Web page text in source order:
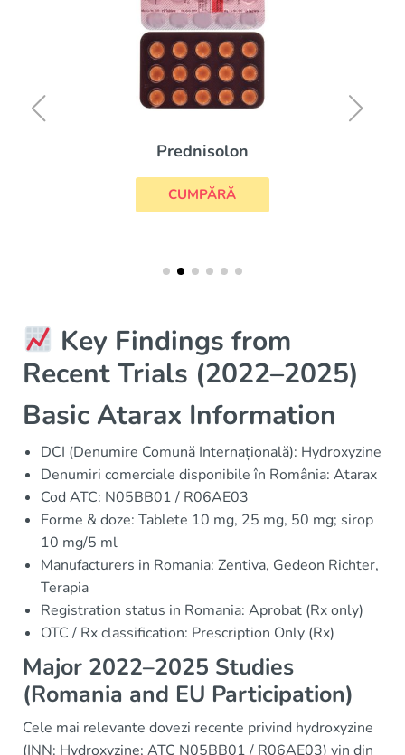
Prednisolon
CUMPĂRĂ
Key Findings from
Recent Trials (2022–2025)
Basic Atarax Information
DCI (Denumire Comună Internațională): Hydroxyzine
Denumiri comerciale disponibile în România: Atarax
Cod ATC: N05BB01 / R06AE03
Forme & doze: Tablete 10 mg, 25 mg, 50 mg; sirop
10 mg/5 ml
Manufacturers in Romania: Zentiva, Gedeon Richter,
Terapia
Registration status in Romania: Aprobat (Rx only)
OTC / Rx classification: Prescription Only (Rx)
Major 2022–2025 Studies
(Romania and EU Participation)
Cele mai relevante dovezi recente privind hydroxyzine
(INN: Hydroxyzine; ATC N05BB01 / R06AE03) vin din